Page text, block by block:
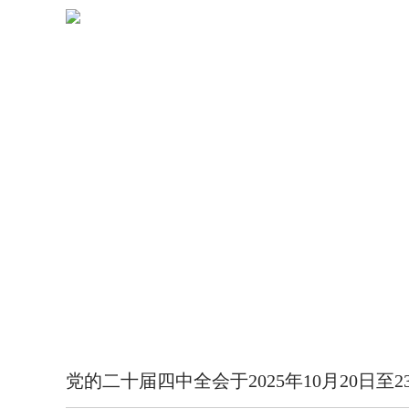
党的二十届四中全会于2025年10月20日至